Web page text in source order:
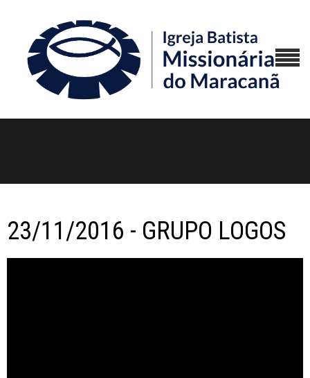
23/11/2016 - GRUPO LOGOS